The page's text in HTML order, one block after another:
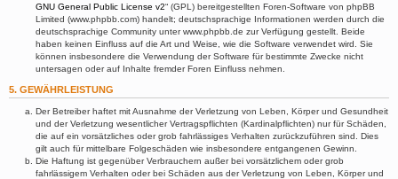
GNU General Public License v2“ (GPL) bereitgestellten Foren-Software von phpBB
Limited (www.phpbb.com) handelt; deutschsprachige Informationen werden durch die
deutschsprachige Community unter www.phpbb.de zur Verfügung gestellt. Beide
haben keinen Einfluss auf die Art und Weise, wie die Software verwendet wird. Sie
können insbesondere die Verwendung der Software für bestimmte Zwecke nicht
untersagen oder auf Inhalte fremder Foren Einfluss nehmen.
5. GEWÄHRLEISTUNG
Der Betreiber haftet mit Ausnahme der Verletzung von Leben, Körper und Gesundheit
und der Verletzung wesentlicher Vertragspflichten (Kardinalpflichten) nur für Schäden,
die auf ein vorsätzliches oder grob fahrlässiges Verhalten zurückzuführen sind. Dies
gilt auch für mittelbare Folgeschäden wie insbesondere entgangenen Gewinn.
Die Haftung ist gegenüber Verbrauchern außer bei vorsätzlichem oder grob
fahrlässigem Verhalten oder bei Schäden aus der Verletzung von Leben, Körper und